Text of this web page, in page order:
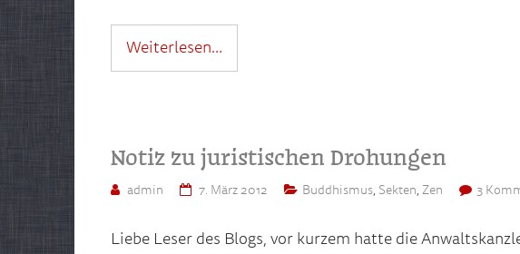
Weiterlesen…
Notiz zu juristischen Drohungen
admin 7. März 2012 Buddhismus, Sekten, Zen 3
Liebe Leser des Blogs, vor kurzem hatte die